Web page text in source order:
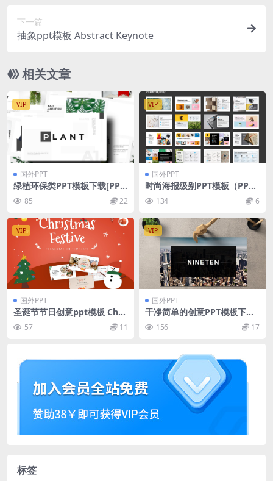
下一篇
抽象ppt模板 Abstract Keynote
相关文章
VIP
国外PPT
绿植环保类PPT模板下载[PPT
X] 85 22
VIP
国外PPT
时尚海报级别PPT模板（PPT
X）134 6
VIP
国外PPT
圣诞节节日创意ppt模板 Chri
stmas Festive Creative Po
werPoint Template
57 11
VIP
国外PPT
干净简单的创意PPT模板下载
[PPTX]
156 17
标签